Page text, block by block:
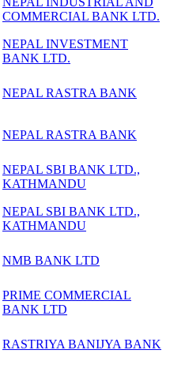
COMMERCIAL BANK LTD.
NEPAL INVESTMENT
BANK LTD.
NEPAL RASTRA BANK
NEPAL RASTRA BANK
NEPAL SBI BANK LTD.,
KATHMANDU
NEPAL SBI BANK LTD.,
KATHMANDU
NMB BANK LTD
PRIME COMMERCIAL
BANK LTD
RASTRIYA BANIJYA BANK